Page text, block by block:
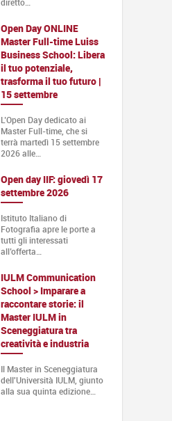
Open Day ONLINE
Master Full-time Luiss
Business School: Libera
il tuo potenziale,
trasforma il tuo futuro |
15 settembre
L’Open Day dedicato ai
Master Full-time, che si
terrà martedì 15 settembre
2026 alle…
Open day IIF: giovedì 17
settembre 2026
Istituto Italiano di
Fotografia apre le porte a
tutti gli interessati
all’offerta…
IULM Communication
School > Imparare a
raccontare storie: il
Master IULM in
Sceneggiatura tra
creatività e industria
Il Master in Sceneggiatura
dell'Università IULM, giunto
alla sua quinta edizione…